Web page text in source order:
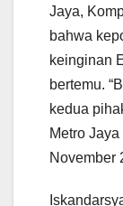
Jaya,
bahwa
keinginan
bertemu.
kedua
Metro
November